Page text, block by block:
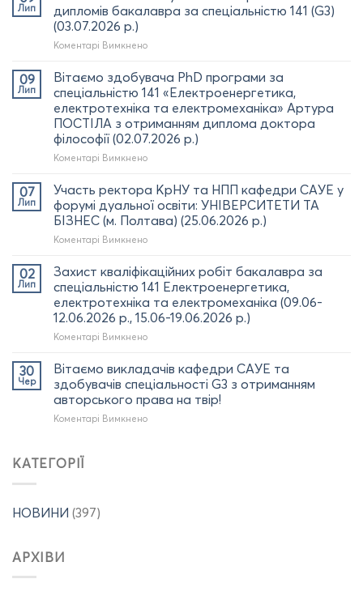
Лип
дипломів бакалавра за спеціальністю 141 (G3)
(03.07.2026 р.)
Коментарі Вимкненодо
випускників
з
отриманням
дипломів
бакалавра
за
141
(G3)
(03.07.2026
р.)
09
Лип
Вітаємо здобувача PhD програми за
спеціальністю 141 «Електроенергетика,
електротехніка та електромеханіка» Артура
ПОСТІЛА з отриманням диплома доктора
філософії (02.07.2026 р.)
Коментарі Вимкненодо
здобувача
PhD
програми за
спеціальністю
141
електротехніка
та
електромеханіка»
Артура
ПОСТІЛА
з
диплома
доктора
філософії
(02.07.2026
р.)
07
Лип
Участь ректора КрНУ та НПП кафедри САУЕ у
форумі дуальної освіти: УНІВЕРСИТЕТИ ТА
БІЗНЕС (м. Полтава) (25.06.2026 р.)
Коментарі Вимкненодо
ректора
КрНУ
та
НПП
кафедри
САУЕ
форумі
дуальної
освіти:
УНІВЕРСИТЕТИ
ТА
02
Лип
Захист кваліфікаційних робіт бакалавра за
спеціальністю 141 Електроенергетика,
електротехніка та електромеханіка (09.06-
12.06.2026 р., 15.06-19.06.2026 р.)
Коментарі Вимкненодо
кваліфікаційних
робіт
бакалавра
за
спеціальністю
30
Чер
Вітаємо викладачів кафедри САУЕ та
здобувачів спеціальності G3 з отриманням
авторського права на твір!
Коментарі Вимкненодо
КАТЕГОРІЇ
НОВИНИ (397)
АРХІВИ